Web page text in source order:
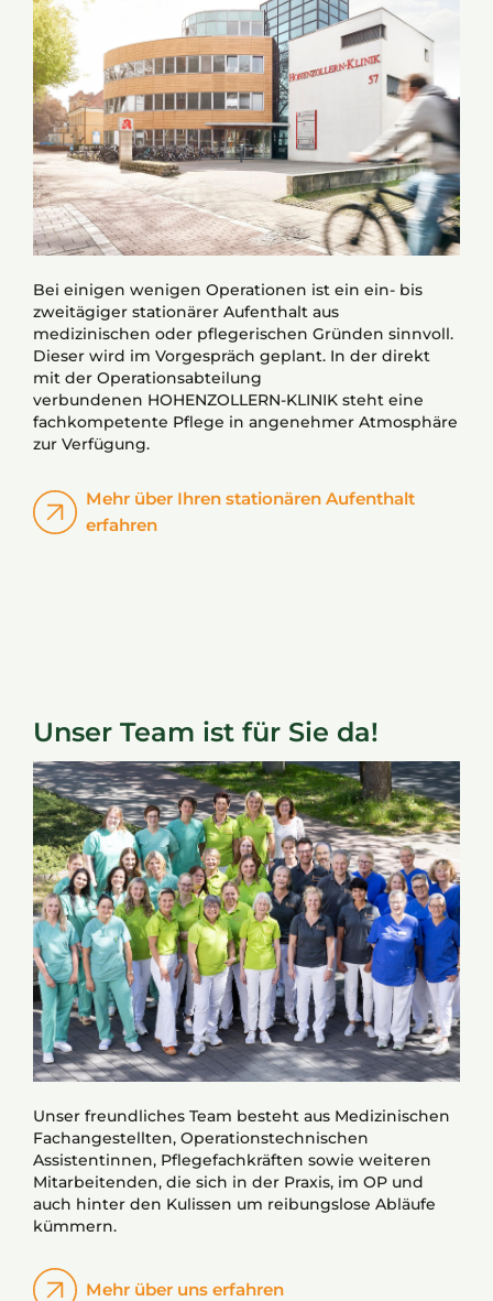
Bei einigen wenigen Operationen ist ein ein- bis
zweitägiger stationärer Aufenthalt aus
medizinischen oder pflegerischen Gründen sinnvoll.
Dieser wird im Vorgespräch geplant. In der direkt
mit der Operationsabteilung
verbundenen HOHENZOLLERN-KLINIK steht eine
fachkompetente Pflege in angenehmer Atmosphäre
zur Verfügung.
Mehr über Ihren stationären Aufenthalt
erfahren
Unser Team ist für Sie da!
Unser freundliches Team besteht aus Medizinischen
Fachangestellten, Operationstechnischen
Assistentinnen, Pflegefachkräften sowie weiteren
Mitarbeitenden, die sich in der Praxis, im OP und
auch hinter den Kulissen um reibungslose Abläufe
kümmern.
Mehr über uns erfahren